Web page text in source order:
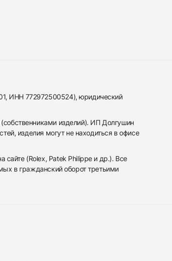
ИНН 772972500524), юридический
изделий). ИП Долгушин
изделия могут не находиться в офисе
(Rolex, Patek Philippe и др.). Все
в гражданский оборот третьими